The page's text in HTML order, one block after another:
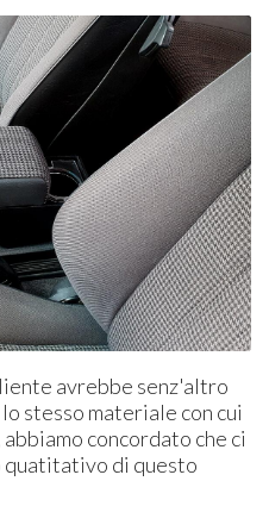
avrebbe senz'altro
stesso materiale con cui
concordato che ci
quatitativo di questo